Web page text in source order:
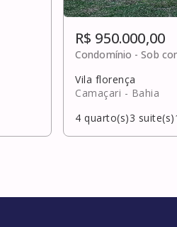
R$ 950.000,00
Condomínio -Sob
Vila florença
Camaçari - Bahia
4 quarto(s)3 suite(s)